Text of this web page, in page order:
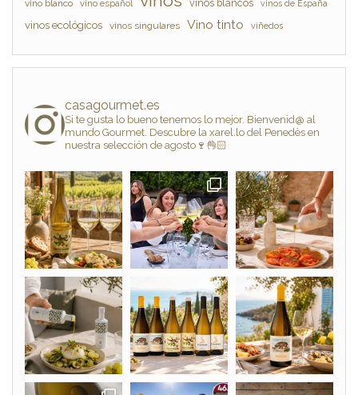
vino blanco vino español vinos blancos vinos de España
vinos ecológicos vinos singulares Vino tinto viñedos
casagourmet.es
Si te gusta lo bueno tenemos lo mejor. Bienvenid@ al
mundo Gourmet. Descubre la xarel.lo del Penedès en
nuestra selección de agosto🍷👌🏻